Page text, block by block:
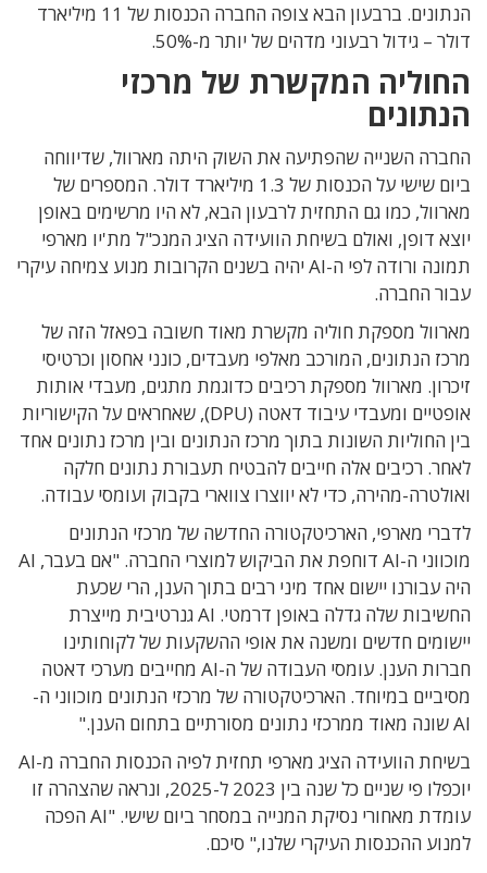
הנתונים. ברבעון הבא צופה החברה הכנסות של 11 מיליארד
דולר – גידול רבעוני מדהים של יותר מ-50%.
החוליה המקשרת של מרכזי
הנתונים
החברה השנייה שהפתיעה את השוק היתה מארוול, שדיווחה
ביום שישי על הכנסות של 1.3 מיליארד דולר. המספרים של
מארוול, כמו גם התחזית לרבעון הבא, לא היו מרשימים באופן
יוצא דופן, ואולם בשיחת הוועידה הציג המנכ"ל מת'יו מארפי
תמונה ורודה לפי ה-AI יהיה בשנים הקרובות מנוע צמיחה עיקרי
עבור החברה.
מארוול מספקת חוליה מקשרת מאוד חשובה בפאזל הזה של
מרכז הנתונים, המורכב מאלפי מעבדים, כונני אחסון וכרטיסי
זיכרון. מארוול מספקת רכיבים כדוגמת מתגים, מעבדי אותות
אופטיים ומעבדי עיבוד דאטה (DPU), שאחראים על הקישוריות
בין החוליות השונות בתוך מרכז הנתונים ובין מרכז נתונים אחד
לאחר. רכיבים אלה חייבים להבטיח תעבורת נתונים חלקה
ואולטרה-מהירה, כדי לא יווצרו צווארי בקבוק ועומסי עבודה.
לדברי מארפי, הארכיטקטורה החדשה של מרכזי הנתונים
מוכווני ה-AI דוחפת את הביקוש למוצרי החברה. "אם בעבר, AI
היה עבורנו יישום אחד מיני רבים בתוך הענן, הרי שכעת
החשיבות שלה גדלה באופן דרמטי. AI גנרטיבית מייצרת
יישומים חדשים ומשנה את אופי ההשקעות של לקוחותינו
חברות הענן. עומסי העבודה של ה-AI מחייבים מערכי דאטה
מסיביים במיוחד. הארכיטקטורה של מרכזי הנתונים מוכווני ה-
AI שונה מאוד ממרכזי נתונים מסורתיים בתחום הענן."
בשיחת הוועידה הציג מארפי תחזית לפיה הכנסות החברה מ-AI
יוכפלו פי שניים כל שנה בין 2023 ל-2025, ונראה שהצהרה זו
עומדת מאחורי נסיקת המנייה במסחר ביום שישי. "AI הפכה
למנוע ההכנסות העיקרי שלנו," סיכם.